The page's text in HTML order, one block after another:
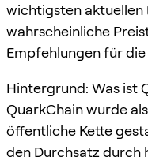
wichtigsten aktuellen
wahrscheinliche
Empfehlungen für
Hintergrund: Was ist
QuarkChain wurde
öffentliche Kette
den Durchsatz durch